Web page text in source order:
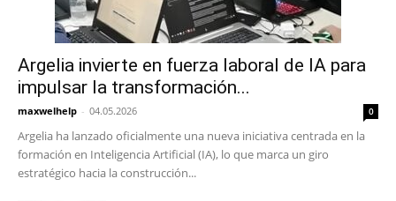
Argelia invierte en fuerza laboral de IA para
impulsar la transformación...
maxwelhelp - 04.05.2026 0
Argelia ha lanzado oficialmente una nueva iniciativa centrada en la
formación en Inteligencia Artificial (IA), lo que marca un giro
estratégico hacia la construcción...